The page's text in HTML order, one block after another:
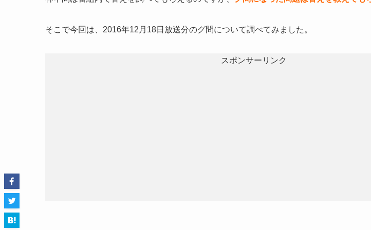
そこで今回は、2016年12月18日放送分のグ問について調べてみました。
スポンサーリンク